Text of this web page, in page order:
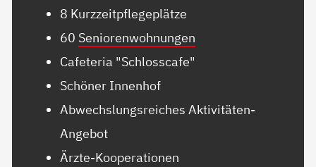
8 Kurzzeitpflegeplätze
60 Seniorenwohnungen
Cafeteria "Schlosscafe"
Schöner Innenhof
Abwechslungsreiches Aktivitäten-
Angebot
Ärzte-Kooperationen